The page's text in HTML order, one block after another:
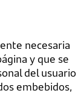
necesaria
y que se
del usuario
embebidos,